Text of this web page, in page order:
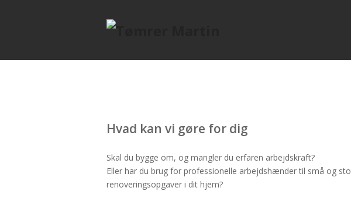
Hvad kan vi gøre for dig
Skal du bygge om, og mangler du erfaren arbejdskraft?
Eller har du brug for professionelle arbejdshænder til små og
renoveringsopgaver i dit hjem?